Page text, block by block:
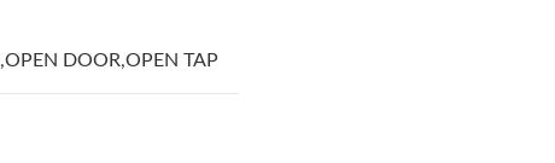
,OPEN DOOR,OPEN TAP